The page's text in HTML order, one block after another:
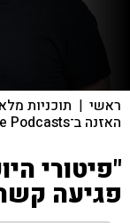
ראשי | תוכניות
האזנה ב־Apple Podcasts
"פיטורי
פגיעה